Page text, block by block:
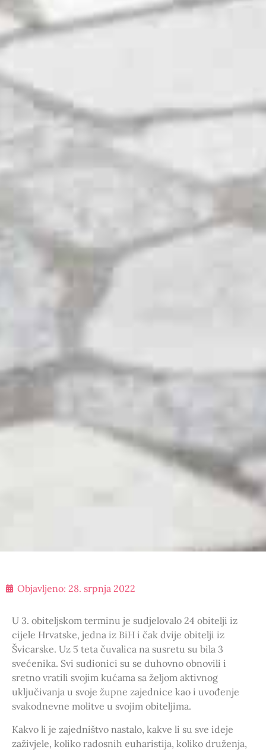
Objavljeno: 28. srpnja 2022
U 3. obiteljskom terminu je sudjelovalo 24 obitelji iz
cijele Hrvatske, jedna iz BiH i čak dvije obitelji iz
Švicarske. Uz 5 teta čuvalica na susretu su bila 3
svećenika. Svi sudionici su se duhovno obnovili i
sretno vratili svojim kućama sa željom aktivnog
uključivanja u svoje župne zajednice kao i uvođenje
svakodnevne molitve u svojim obiteljima.
Kakvo li je zajedništvo nastalo, kakve li su sve ideje
zaživjele, koliko radosnih euharistija, koliko druženja,